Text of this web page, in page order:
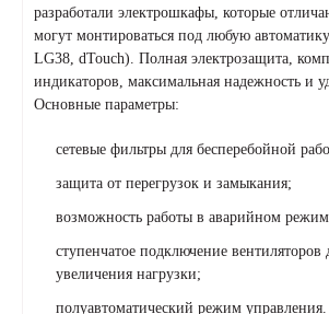
разработали электрошкафы, которые
могут монтироваться под любую
LG38, dTouch). Полная электрозащита,
индикаторов, максимальная надежность и
Основные параметры:
сетевые фильтры для бесперебойной
защита от перегрузок и замыкания;
возможность работы в аварийном
ступенчатое подключение вентиляторов
увеличения нагрузки;
полуавтоматический режим управления.